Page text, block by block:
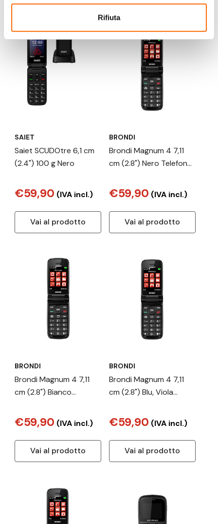
Rifiuta
SAIET
Saiet SCUDOtre 6,1 cm
(2.4") 100 g Nero
€59,90 (IVA incl.)
Vai al prodotto
BRONDI
Brondi Magnum 4 7,11
cm (2.8") Nero Telefono
€59,90 (IVA incl.)
Vai al prodotto
BRONDI
Brondi Magnum 4 7,11
cm (2.8") Bianco
basico
€59,90 (IVA incl.)
Vai al prodotto
BRONDI
Brondi Magnum 4 7,11
cm (2.8") Blu, Viola
basico
€59,90 (IVA incl.)
Vai al prodotto